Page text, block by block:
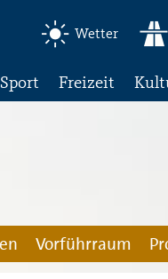
Wetter
Sport Freizeit
Vorführraum